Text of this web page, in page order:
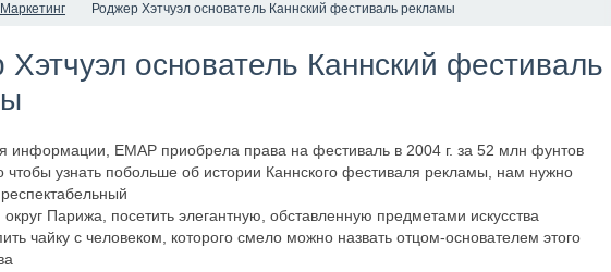
Маркетинг Роджер Хэтчуэл основатель Каннский фестиваль рекламы
основатель Каннский фестиваль
EMAP приобрела права на фестиваль в 2004 г. за 52 млн фунтов
чтобы узнать побольше об истории Каннского фестиваля рекламы, нам нужно
Парижа, посетить элегантную, обставленную предметами искусства
чайку с человеком, которого смело можно назвать отцом-основателем этого